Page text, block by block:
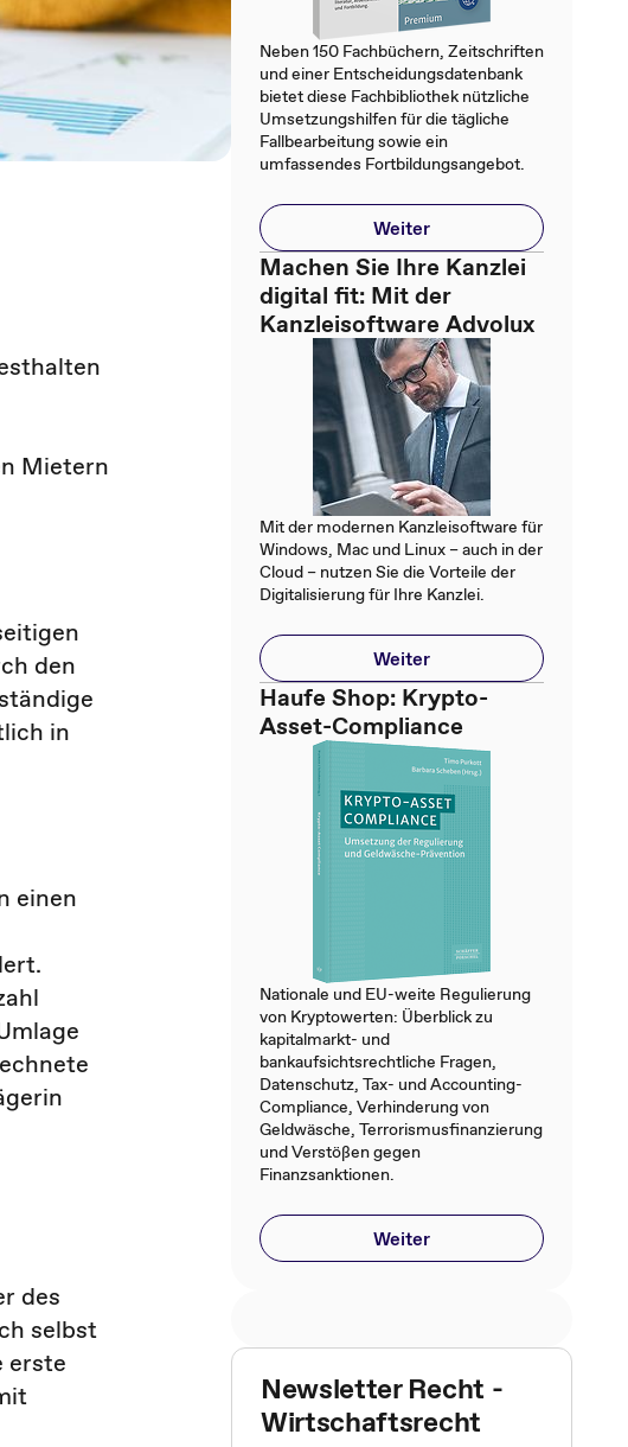
Mietern
den
in
einen
des
selbst
erste
Neben 150 Fachbüchern, Zeitschriften
und einer Entscheidungsdatenbank
bietet diese Fachbibliothek nützliche
Umsetzungshilfen für die tägliche
Fallbearbeitung sowie ein
umfassendes Fortbildungsangebot.
Weiter
Machen Sie Ihre Kanzlei
digital fit: Mit der
Kanzleisoftware Advolux
Mit der modernen Kanzleisoftware für
Windows, Mac und Linux – auch in der
Cloud – nutzen Sie die Vorteile der
Digitalisierung für Ihre Kanzlei.
Weiter
Haufe Shop: Krypto-
Asset-Compliance
Nationale und EU-weite Regulierung
von Kryptowerten: Überblick zu
kapitalmarkt- und
bankaufsichtsrechtliche Fragen,
Datenschutz, Tax- und Accounting-
Compliance, Verhinderung von
Geldwäsche, Terrorismusfinanzierung
und Verstößen gegen
Finanzsanktionen​.​
Weiter
Newsletter Recht -
Wirtschaftsrecht